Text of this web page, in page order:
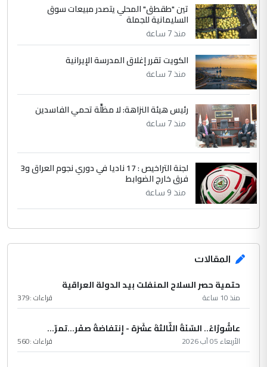
وثروات البلد يعتمد على الكفاءة ...
الموضوع :
بين الإهمال واغتصاب الأرض.. بلاد
الرافدين تعاني الجفاف والتصحر!!
تين "طقطق" المحلي يتصدر مبيعات سوق
السليمانية للجملة
منذ 7 ساعة
الكويت تقرر إغلاق المدرسة الإيرانية
منذ 7 ساعة
رئيس هيئة النزاهة: لا مظلَّة تحمي الفاسدين
منذ 7 ساعة
لجنة التراخيص : 17 ناديا في دوري نجوم العراق و3
فرق خارج الضوابط
منذ 9 ساعة
المقالات
حتمية حصر السلاح المنفلت بيد الدولة العراقية
منذ 10 ساعة قراءات :379
عاشُورْاءُ.. السّنَةُ الثّالثةَ عشَرَة - إِنتفاضةُ صفَر…تمرّ...
الأربعاء 05 آب 2026 قراءات :560